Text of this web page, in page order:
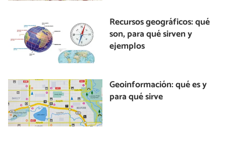
Recursos geográficos: qué
son, para qué sirven y
ejemplos
Geoinformación: qué es y
para qué sirve